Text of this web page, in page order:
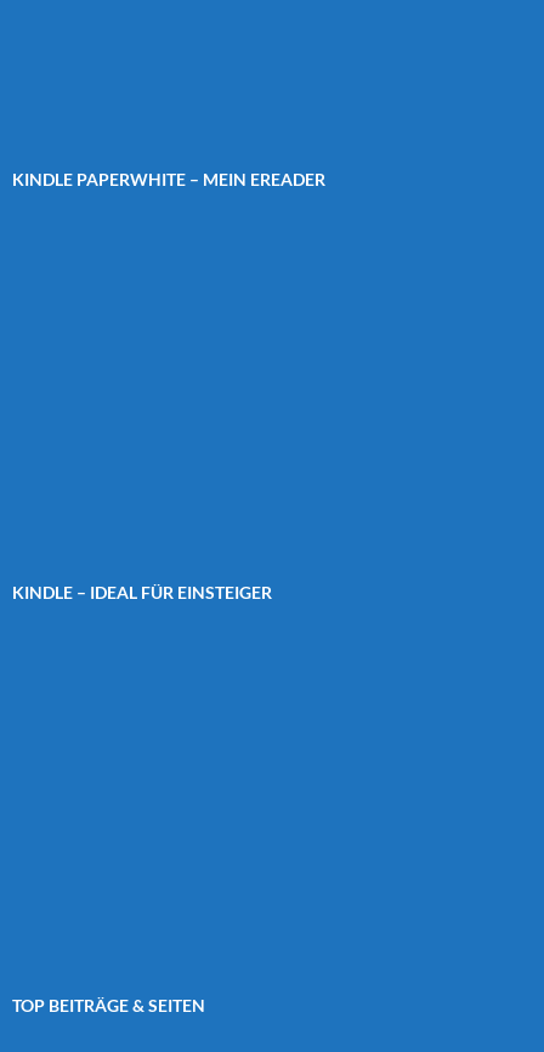
KINDLE PAPERWHITE – MEIN EREADER
KINDLE – IDEAL FÜR EINSTEIGER
TOP BEITRÄGE & SEITEN